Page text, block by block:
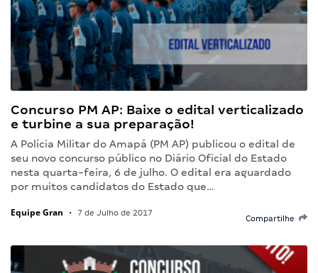
Concurso PM AP: Baixe o edital verticalizado
e turbine a sua preparação!
A Polícia Militar do Amapá (PM AP) publicou o edital de
seu novo concurso público no Diário Oficial do Estado
nesta quarta-feira, 6 de julho. O edital era aguardado
por muitos candidatos do Estado que…
Equipe Gran • 7 de Julho de 2017
Compartilhe